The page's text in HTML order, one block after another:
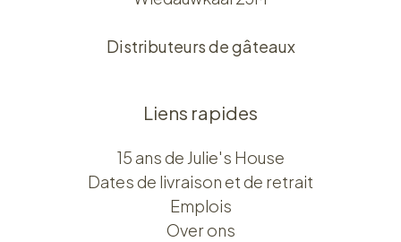
Distributeurs de gâteaux
Liens rapides
15 ans de Julie's House
Dates de livraison et de retrait
Emplois
Over ons​​